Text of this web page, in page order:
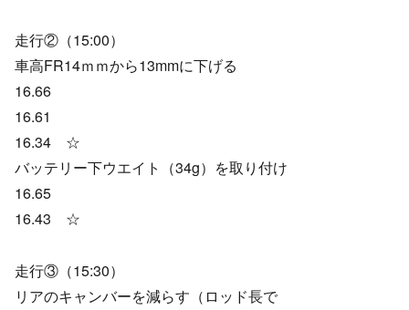
走行②（15:00）
車高FR14ｍｍから13mmに下げる
16.66
16.61
16.34 ☆
バッテリー下ウエイト（34g）を取り付け
16.65
16.43 ☆
走行③（15:30）
リアのキャンバーを減らす（ロッド長で